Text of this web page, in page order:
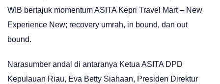
WIB bertajuk momentum ASITA Kepri Travel Mart – New
Experience New; recovery umrah, in bound, dan out
bound.
Narasumber andal di antaranya Ketua ASITA DPD
Kepulauan Riau, Eva Betty Siahaan, Presiden Direktur